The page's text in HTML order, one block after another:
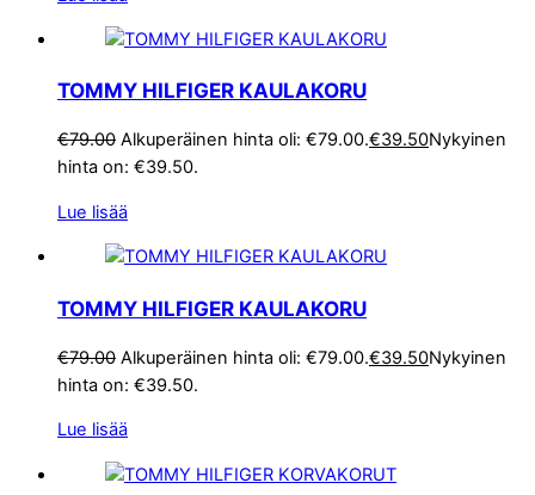
TOMMY HILFIGER KAULAKORU
€79.00 Alkuperäinen hinta oli: €79.00.€39.50Nykyinen
hinta on: €39.50.
Lue lisää
TOMMY HILFIGER KAULAKORU
€79.00 Alkuperäinen hinta oli: €79.00.€39.50Nykyinen
hinta on: €39.50.
Lue lisää